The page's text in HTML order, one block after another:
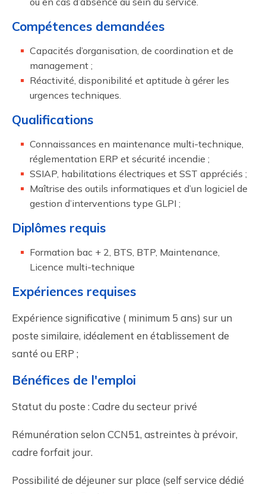
Compétences demandées
Capacités d’organisation, de coordination et de
management ;
Réactivité, disponibilité et aptitude à gérer les
urgences techniques.
Qualifications
Connaissances en maintenance multi-technique,
réglementation ERP et sécurité incendie ;
SSIAP, habilitations électriques et SST appréciés ;
Maîtrise des outils informatiques et d’un logiciel de
gestion d’interventions type GLPI ;
Diplômes requis
Formation bac + 2, BTS, BTP, Maintenance,
Licence multi-technique
Expériences requises
Expérience significative ( minimum 5 ans) sur un
poste similaire, idéalement en établissement de
santé ou ERP ;
Bénéfices de l'emploi
Statut du poste : Cadre du secteur privé
Rémunération selon CCN51, astreintes à prévoir,
cadre forfait jour.
Possibilité de déjeuner sur place (self service dédié